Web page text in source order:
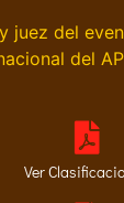
juez del
del
Ver